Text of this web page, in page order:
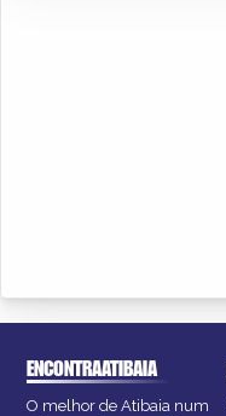
ENCONTRAATIBAIA
O melhor de Atibaia num